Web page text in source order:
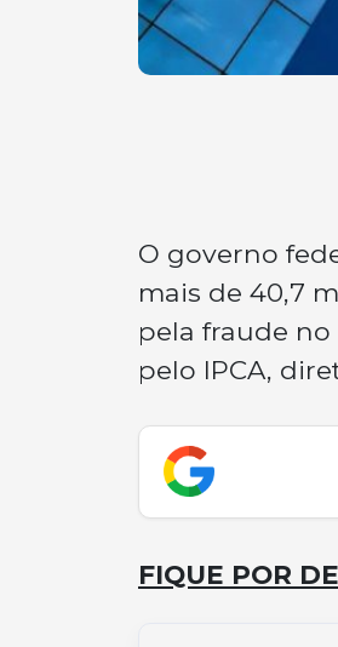
O governo
mais de 40,7
pela fraude no
pelo IPCA,
FIQUE POR